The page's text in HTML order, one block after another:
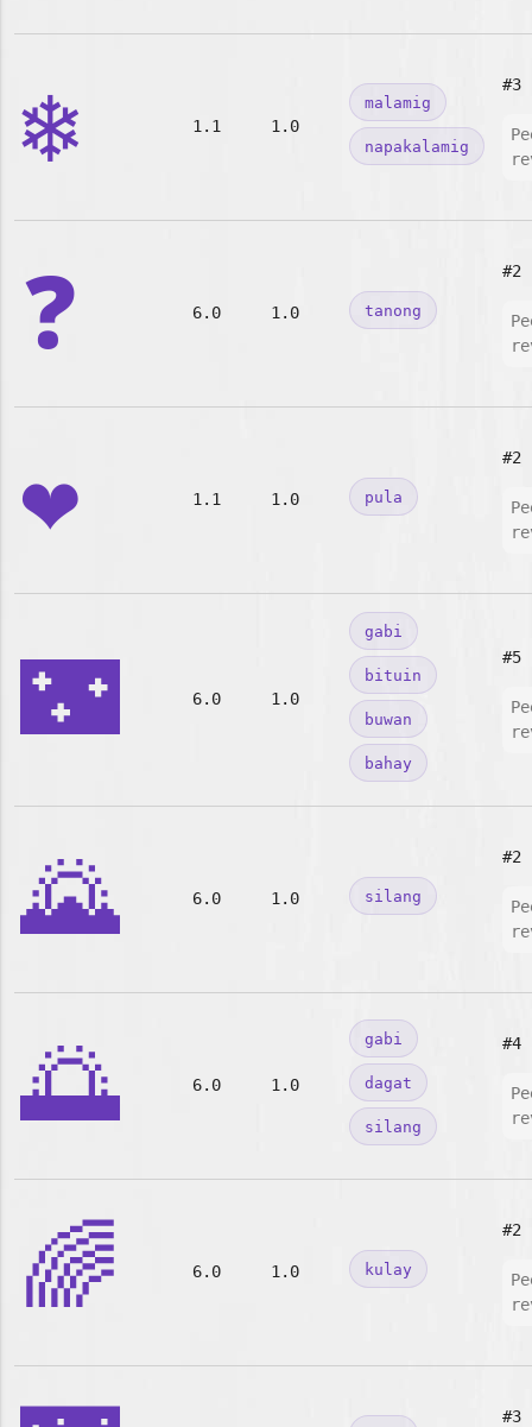
❄️ 1.1 1.0
malamig
napakalamig
#3
❓ 6.0 1.0 tanong
#2
❤️ 1.1 1.0 pula
#2
🌃 6.0 1.0
gabi
bituin
buwan
bahay
#5
🌄 6.0 1.0 silang
#2
🌅 6.0 1.0
gabi
dagat
silang
#4
🌈 6.0 1.0 kulay
#2
#3